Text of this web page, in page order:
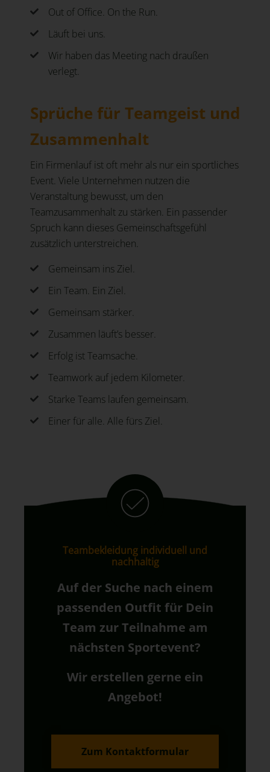
Out of Office. On the Run.
Läuft bei uns.
Wir haben das Meeting nach draußen
verlegt.
Sprüche für Teamgeist und
Zusammenhalt
Ein Firmenlauf ist oft mehr als nur ein sportliches
Event. Viele Unternehmen nutzen die
Veranstaltung bewusst, um den
Teamzusammenhalt zu stärken. Ein passender
Spruch kann dieses Gemeinschaftsgefühl
zusätzlich unterstreichen.
Gemeinsam ins Ziel.
Ein Team. Ein Ziel.
Gemeinsam stärker.
Zusammen läuft’s besser.
Erfolg ist Teamsache.
Teamwork auf jedem Kilometer.
Starke Teams laufen gemeinsam.
Einer für alle. Alle fürs Ziel.
Teambekleidung individuell und
nachhaltig
Auf der Suche nach einem
passenden Outfit für Dein
Team zur Teilnahme am
nächsten Sportevent?
Wir erstellen gerne ein
Angebot!
Zum Kontaktformular